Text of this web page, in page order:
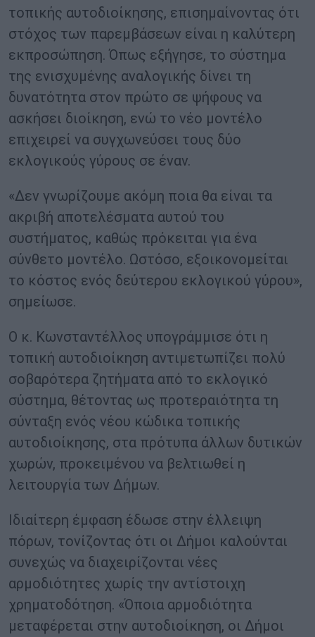
τοπικής αυτοδιοίκησης, επισημαίνοντας ότι
στόχος των παρεμβάσεων είναι η καλύτερη
εκπροσώπηση. Όπως εξήγησε, το σύστημα
της ενισχυμένης αναλογικής δίνει τη
δυνατότητα στον πρώτο σε ψήφους να
ασκήσει διοίκηση, ενώ το νέο μοντέλο
επιχειρεί να συγχωνεύσει τους δύο
εκλογικούς γύρους σε έναν.
«Δεν γνωρίζουμε ακόμη ποια θα είναι τα
ακριβή αποτελέσματα αυτού του
συστήματος, καθώς πρόκειται για ένα
σύνθετο μοντέλο. Ωστόσο, εξοικονομείται
το κόστος ενός δεύτερου εκλογικού γύρου»,
σημείωσε.
Ο κ. Κωνσταντέλλος υπογράμμισε ότι η
τοπική αυτοδιοίκηση αντιμετωπίζει πολύ
σοβαρότερα ζητήματα από το εκλογικό
σύστημα, θέτοντας ως προτεραιότητα τη
σύνταξη ενός νέου κώδικα τοπικής
αυτοδιοίκησης, στα πρότυπα άλλων δυτικών
χωρών, προκειμένου να βελτιωθεί η
λειτουργία των Δήμων.
Ιδιαίτερη έμφαση έδωσε στην έλλειψη
πόρων, τονίζοντας ότι οι Δήμοι καλούνται
συνεχώς να διαχειρίζονται νέες
αρμοδιότητες χωρίς την αντίστοιχη
χρηματοδότηση. «Όποια αρμοδιότητα
μεταφέρεται στην αυτοδιοίκηση, οι Δήμοι